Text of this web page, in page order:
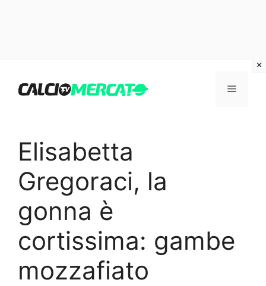
contenuto
Menu
Elisabetta
Gregoraci, la
gonna è
cortissima: gambe
mozzafiato